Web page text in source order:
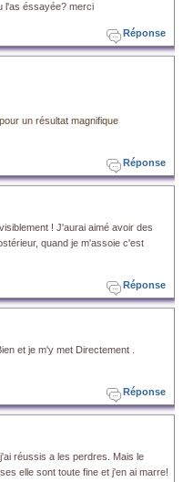
l'as éssayée? merci
Réponse
un résultat magnifique
Réponse
! J'aurai aimé avoir des
quand je m'assoie c'est
Réponse
et je m'y met Directement .
Réponse
réussis a les perdres. Mais le
elle sont toute fine et j'en ai marre!